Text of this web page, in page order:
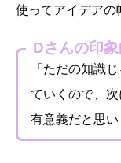
使ってアイデアの
Dさんの印
「ただの知識
ていくので、
有意義だと思い